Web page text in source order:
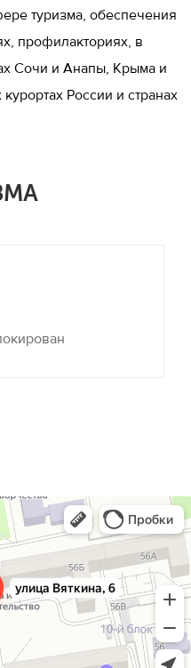
туризма, обеспечения
профилакториях, в
Сочи и Анапы, Крыма и
России и странах